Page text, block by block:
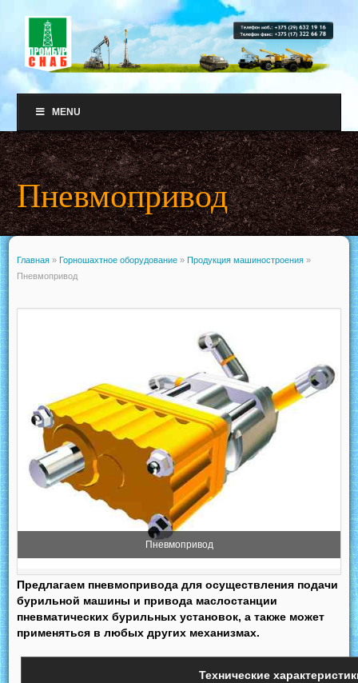
MENU
Пневмопривод
Главная » Горношахтное оборудование » Продукция машиностроения »
Пневмопривод
Пневмопривод
Предлагаем пневмопривода для осуществления подачи
бурильной машины и привода маслостанции
пневматических бурильных установок, а также может
применяться в любых других механизмах.
Технические